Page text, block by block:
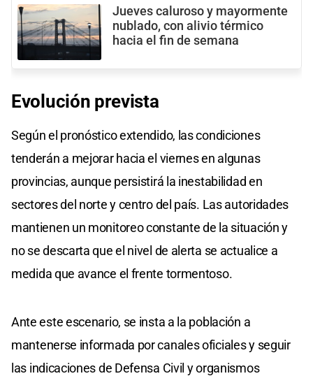
Jueves caluroso y mayormente
nublado, con alivio térmico
hacia el fin de semana
Evolución prevista
Según el pronóstico extendido, las condiciones
tenderán a mejorar hacia el viernes en algunas
provincias, aunque persistirá la inestabilidad en
sectores del norte y centro del país. Las autoridades
mantienen un monitoreo constante de la situación y
no se descarta que el nivel de alerta se actualice a
medida que avance el frente tormentoso.
Ante este escenario, se insta a la población a
mantenerse informada por canales oficiales y seguir
las indicaciones de Defensa Civil y organismos